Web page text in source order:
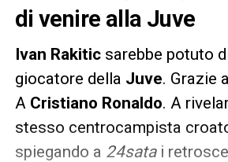
di venire alla Juve
Ivan Rakiticsarebbe potuto
giocatore della Juve. Grazie
A Cristiano Ronaldo. A
stesso centrocampista
spiegando a 24satai